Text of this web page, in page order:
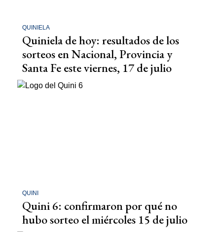
QUINIELA
Quiniela de hoy: resultados de los
sorteos en Nacional, Provincia y
Santa Fe este viernes, 17 de julio
QUINI
Quini 6: confirmaron por qué no
hubo sorteo el miércoles 15 de julio